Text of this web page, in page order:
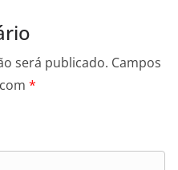
será publicado. Campos
*